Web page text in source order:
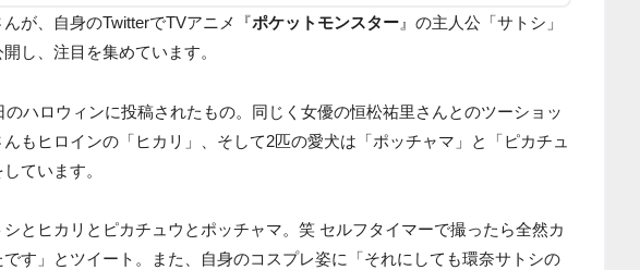
が、自身のTwitterでTVアニメ『ポケットモンスター 』の主人公「サトシ」
し、注目を集めています。
のハロウィンに投稿されたもの。同じく女優の恒松祐里さんとのツーショッ
んもヒロインの「ヒカリ」、そして2匹の愛犬は「ポッチャマ」と「ピカチュ
ています。
とヒカリとピカチュウとポッチャマ。笑 セルフタイマーで撮ったら全然カ
です」とツイート。また、自身のコスプレ姿に「それにしても環奈サトシの